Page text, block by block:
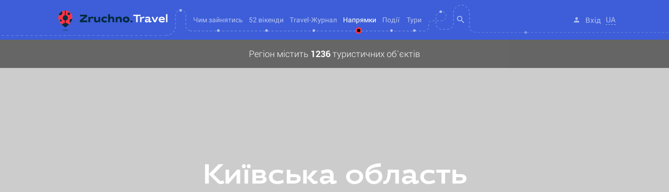
Чим зайнятись 52 вікенди Travel-Журнал Напрямки Події Тури Вхід UA
Регіон містить 1236туристичних об`єктів
Київська область